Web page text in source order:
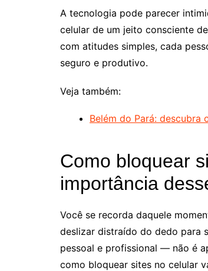
A tecnologia pode parecer
celular de um jeito consciente
com atitudes simples, cada
seguro e produtivo.
Veja também:
Belém do Pará: descubra
Como bloquear
importância
Você se recorda daquele
deslizar distraído do dedo para
pessoal e profissional — não é
como bloquear sites no celular